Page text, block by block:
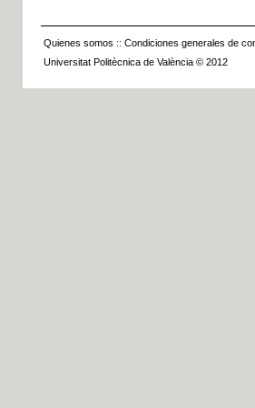
Quienes somos :: Condiciones generales de
Universitat Politècnica de València © 2012